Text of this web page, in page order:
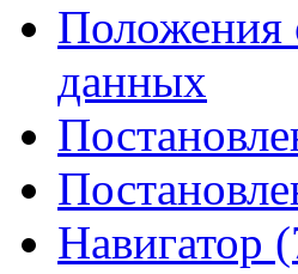
Положения
данных
Навигатор